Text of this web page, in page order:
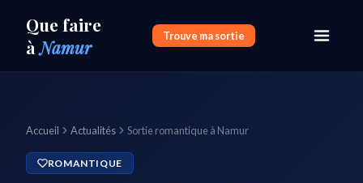
Que faire
àNamur Trouve ma sortie
Accueil Actualités Sortie romantique à Namur
ROMANTIQUE